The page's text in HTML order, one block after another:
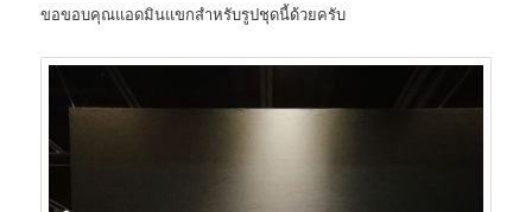
ขอขอบคุณแอดมินแขกสำหรับรูปชุดนี้ด้วยครับ